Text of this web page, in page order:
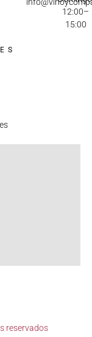
12:00–
15:00
reservados